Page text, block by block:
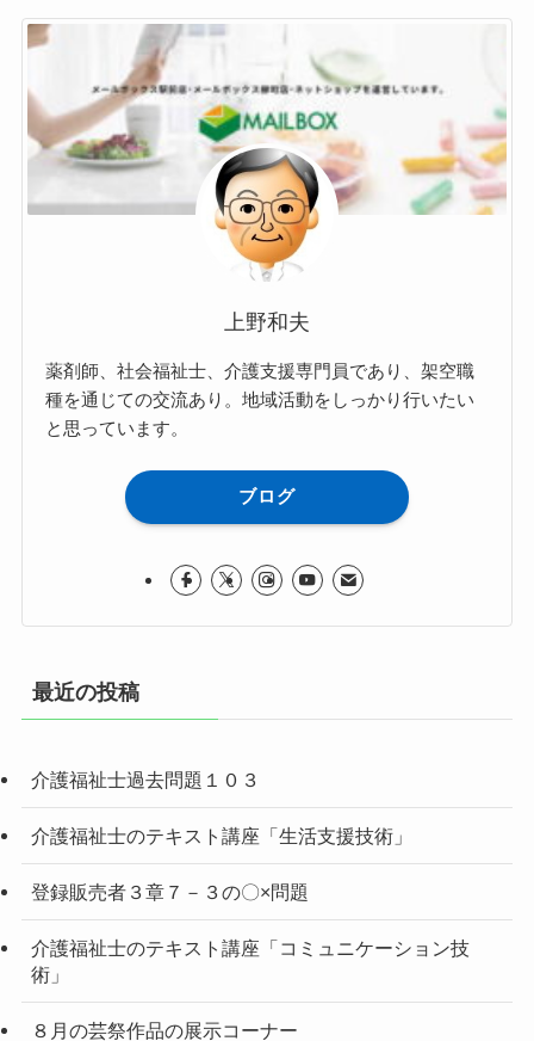
上野和夫
薬剤師、社会福祉士、介護支援専門員であり、架空職
種を通じての交流あり。地域活動をしっかり行いたい
と思っています。
ブログ
最近の投稿
介護福祉士過去問題１０３
介護福祉士のテキスト講座「生活支援技術」
登録販売者３章７－３の〇×問題
介護福祉士のテキスト講座「コミュニケーション技
術」
８月の芸祭作品の展示コーナー